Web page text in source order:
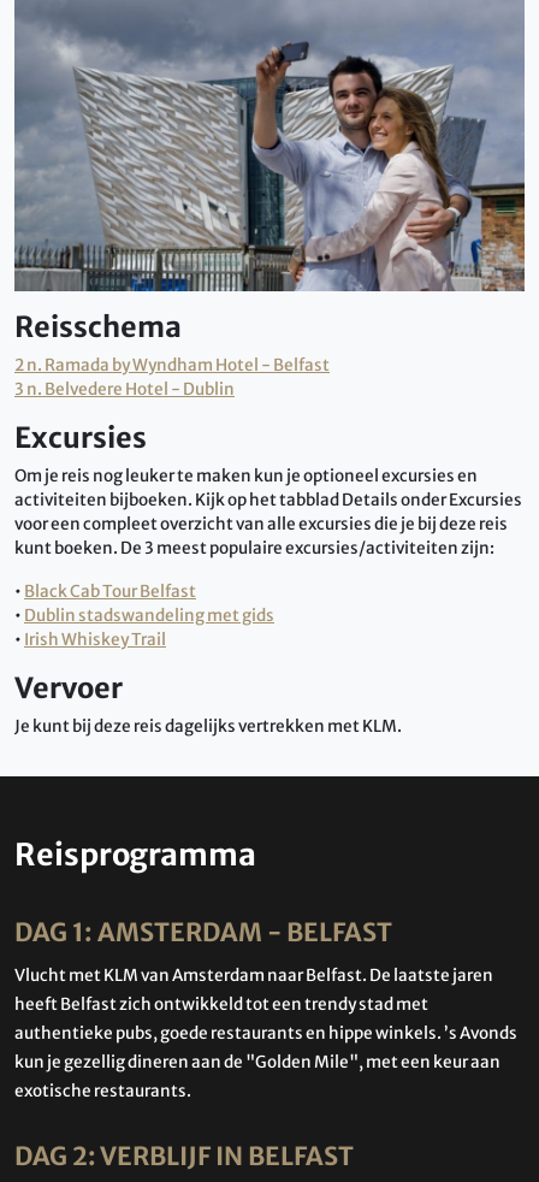
Reisschema
2 n. Ramada by Wyndham Hotel - Belfast
3 n. Belvedere Hotel - Dublin
Excursies
Om je reis nog leuker te maken kun je optioneel excursies en
activiteiten bijboeken. Kijk op het tabblad Details onder Excursies
voor een compleet overzicht van alle excursies die je bij deze reis
kunt boeken. De 3 meest populaire excursies/activiteiten zijn:
• Black Cab Tour Belfast
• Dublin stadswandeling met gids
• Irish Whiskey Trail
Vervoer
Je kunt bij deze reis dagelijks vertrekken met KLM.
Reisprogramma
DAG 1: AMSTERDAM - BELFAST
Vlucht met KLM van Amsterdam naar Belfast. De laatste jaren
heeft Belfast zich ontwikkeld tot een trendy stad met
authentieke pubs, goede restaurants en hippe winkels. ’s Avonds
kun je gezellig dineren aan de "Golden Mile", met een keur aan
exotische restaurants.
DAG 2: VERBLIJF IN BELFAST